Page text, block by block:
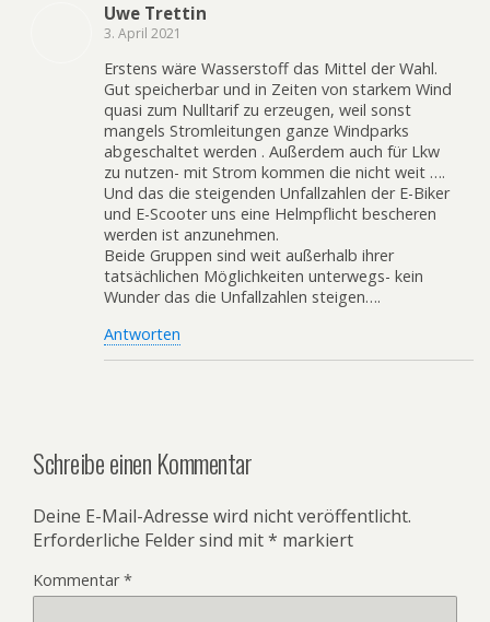
Uwe Trettin
3. April 2021
Erstens wäre Wasserstoff das Mittel der Wahl.
Gut speicherbar und in Zeiten von starkem Wind
quasi zum Nulltarif zu erzeugen, weil sonst
mangels Stromleitungen ganze Windparks
abgeschaltet werden . Außerdem auch für Lkw
zu nutzen- mit Strom kommen die nicht weit ….
Und das die steigenden Unfallzahlen der E-Biker
und E-Scooter uns eine Helmpflicht bescheren
werden ist anzunehmen.
Beide Gruppen sind weit außerhalb ihrer
tatsächlichen Möglichkeiten unterwegs- kein
Wunder das die Unfallzahlen steigen….
Antworten
Schreibe einen Kommentar
Deine E-Mail-Adresse wird nicht veröffentlicht.
Erforderliche Felder sind mit* markiert
Kommentar*